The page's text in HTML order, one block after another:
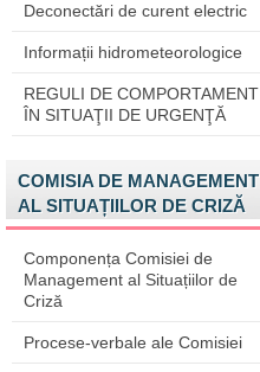
Deconectări de curent electric
Informații hidrometeorologice
REGULI DE COMPORTAMENT
ÎN SITUAŢII DE URGENŢĂ
COMISIA DE MANAGEMENT
AL SITUAȚIILOR DE CRIZĂ
Componența Comisiei de
Management al Situațiilor de
Criză
Procese-verbale ale Comisiei